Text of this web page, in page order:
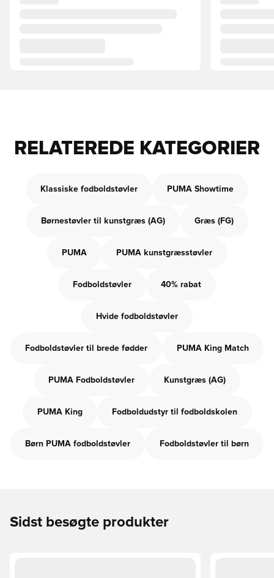
RELATEREDE KATEGORIER
Klassiske fodboldstøvler PUMA Showtime
Børnestøvler til kunstgræs (AG) Græs (FG)
PUMA PUMA kunstgræsstøvler
Fodboldstøvler 40% rabat
Hvide fodboldstøvler
Fodboldstøvler til brede fødder PUMA King Match
PUMA Fodboldstøvler Kunstgræs (AG)
PUMA King Fodboldudstyr til fodboldskolen
Børn PUMA fodboldstøvler Fodboldstøvler til børn
Sidst besøgte produkter